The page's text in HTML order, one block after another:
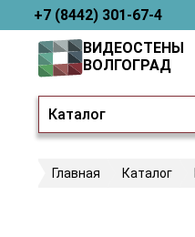
+7 (8442) 301-67-4
Каталог
ВИДЕОСТЕНЫ
ВОЛГОГРАД
Главная Каталог